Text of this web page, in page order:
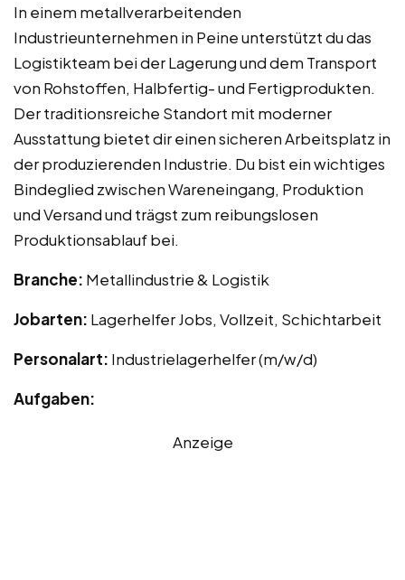
In einem metallverarbeitenden
Industrieunternehmen in Peine unterstützt du das
Logistikteam bei der Lagerung und dem Transport
von Rohstoffen, Halbfertig- und Fertigprodukten.
Der traditionsreiche Standort mit moderner
Ausstattung bietet dir einen sicheren Arbeitsplatz in
der produzierenden Industrie. Du bist ein wichtiges
Bindeglied zwischen Wareneingang, Produktion
und Versand und trägst zum reibungslosen
Produktionsablauf bei.
Branche: Metallindustrie & Logistik
Jobarten: Lagerhelfer Jobs, Vollzeit, Schichtarbeit
Personalart: Industrielagerhelfer (m/w/d)
Aufgaben:
Anzeige